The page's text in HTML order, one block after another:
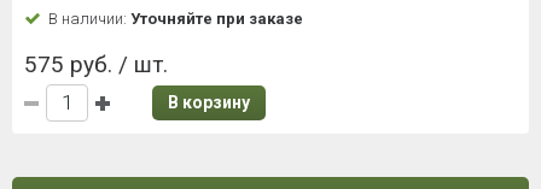
В наличии: Уточняйте при заказе
575 руб. / шт.
В корзину